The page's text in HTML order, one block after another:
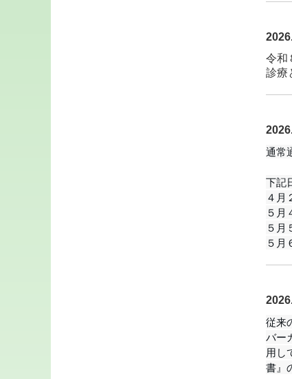
令和
診療
通常
下記
４月
５月
５月
５月
従来
バー
用し
書』